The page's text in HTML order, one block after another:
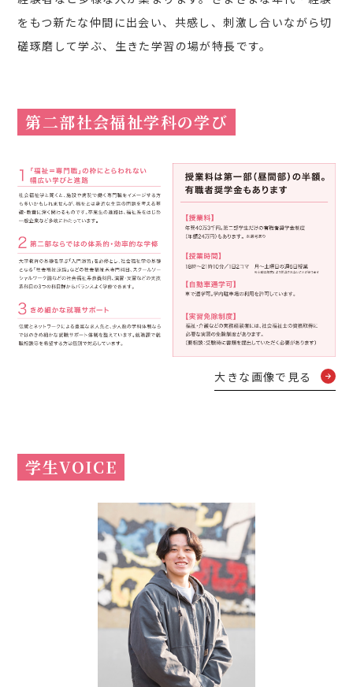
をもつ新たな仲間に出会い、共感し、刺激し合いながら切
磋琢磨して学ぶ、生きた学習の場が特長です。
第二部社会福祉学科の学び
大きな画像で見る
学生VOICE